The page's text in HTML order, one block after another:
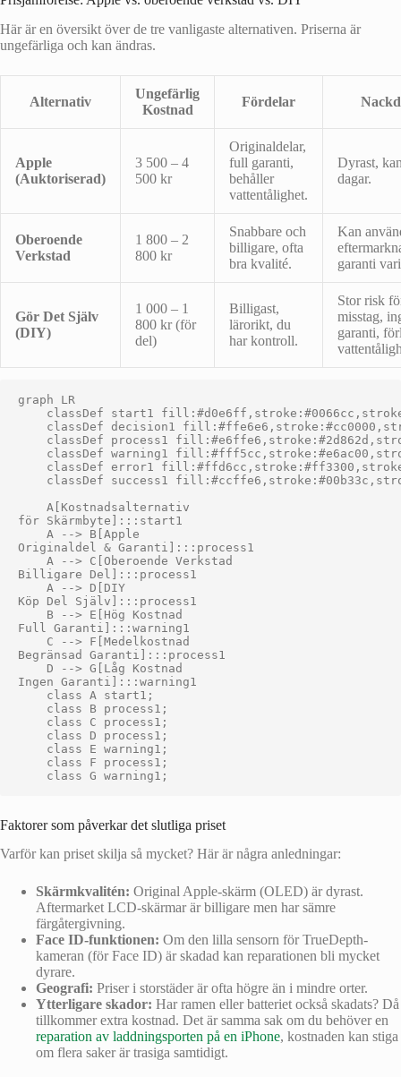
Här är en översikt över de tre vanligaste alternativen. Priserna är
ungefärliga och kan ändras.
Alternativ
Ungefärlig
Kostnad
Fördelar
Apple
(Auktoriserad)
3 500 – 4
500 kr
Originaldelar,
full garanti,
behåller
vattentålighet.
Dyrast,
dagar.
Oberoende
Verkstad
1 800 – 2
800 kr
Snabbare och
billigare, ofta
bra kvalité.
Kan
garanti
Gör Det Själv
(DIY)
1 000 – 1
800 kr (för
del)
Billigast,
lärorikt, du
har kontroll.
Stor risk
misstag,
garanti,
graph LR
classDef start1
classDef decision1
classDef process1
classDef warning1
classDef error1
classDef success1
    A[Kostnadsalternativ
för Skärmbyte]:::start1
    A --> B[Apple
Originaldel & Garanti]:::process1
    A --> C[Oberoende Verkstad
Billigare Del]:::process1
    A --> D[DIY
Köp Del Själv]:::process1
    B --> E[Hög Kostnad
Full Garanti]:::warning1
    C --> F[Medelkostnad
Begränsad Garanti]:::process1
    D --> G[Låg Kostnad
Ingen Garanti]:::warning1
    class A start1;
    class B process1;
    class C process1;
    class D process1;
    class E warning1;
    class F process1;
Faktorer som påverkar det slutliga priset
Varför kan priset skilja så mycket? Här är några anledningar:
Skärmkvalitén: Original Apple-skärm (OLED) är dyrast.
Aftermarket LCD-skärmar är billigare men har sämre
färgåtergivning.
Face ID-funktionen: Om den lilla sensorn för TrueDepth-
kameran (för Face ID) är skadad kan reparationen bli mycket
dyrare.
Geografi: Priser i storstäder är ofta högre än i mindre orter.
Ytterligare skador: Har ramen eller batteriet också skadats? Då
tillkommer extra kostnad. Det är samma sak om du behöver en
reparation av laddningsporten på en iPhone, kostnaden kan stiga
om flera saker är trasiga samtidigt.